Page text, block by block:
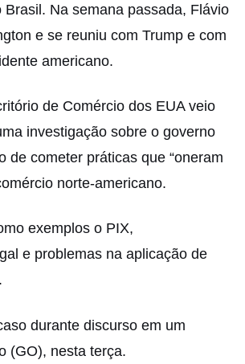
Brasil. Na semana passada, Flávio
e se reuniu com Trump e com
americano.
de Comércio dos EUA veio
investigação sobre o governo
de cometer práticas que “oneram
norte-americano.
exemplos o PIX,
e problemas na aplicação de
durante discurso em um
(GO), nesta terça.